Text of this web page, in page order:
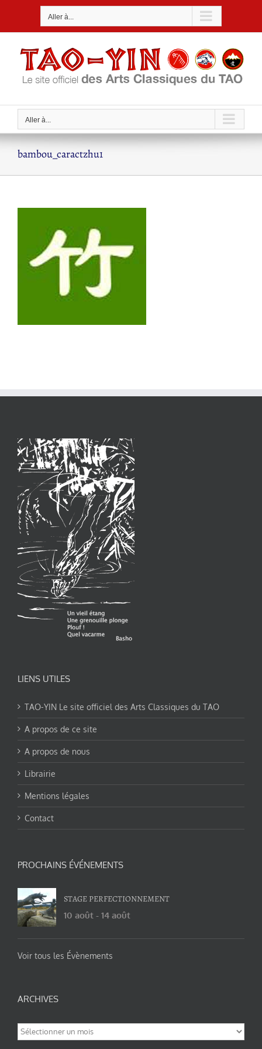
Aller à...
Aller à...
bambou_caractzhu1
LIENS UTILES
TAO-YIN Le site officiel des Arts Classiques du TAO
A propos de ce site
A propos de nous
Librairie
Mentions légales
Contact
PROCHAINS ÉVÉNEMENTS
STAGE PERFECTIONNEMENT
10 août - 14 août
Voir tous les Évènements
ARCHIVES
Archives